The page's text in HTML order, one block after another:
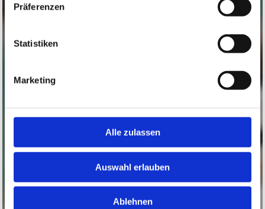
Präferenzen
Statistiken
Marketing
Alle zulassen
Auswahl erlauben
Ablehnen